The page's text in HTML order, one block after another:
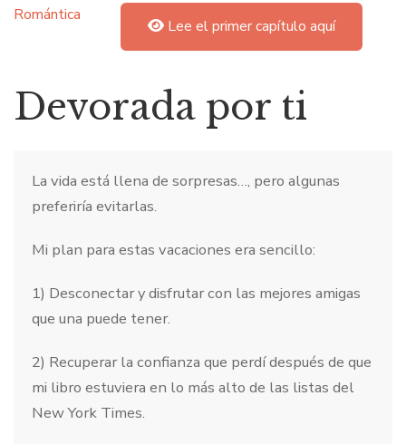
Romántica
Lee el primer capítulo aquí
Devorada por ti
La vida está llena de sorpresas…, pero algunas
preferiría evitarlas.
Mi plan para estas vacaciones era sencillo:
1) Desconectar y disfrutar con las mejores amigas
que una puede tener.
2) Recuperar la confianza que perdí después de que
mi libro estuviera en lo más alto de las listas del
New York Times.